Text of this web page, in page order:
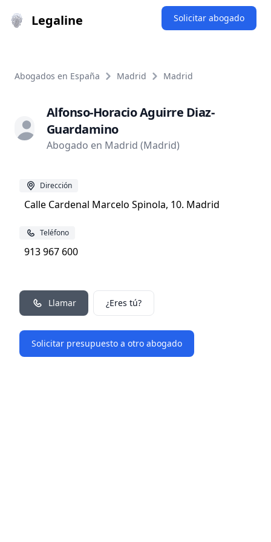
Legaline Solicitar abogado
Abogados en España Madrid Madrid
Alfonso-Horacio Aguirre Diaz-
Guardamino
Abogado en Madrid (Madrid)
Dirección
Calle Cardenal Marcelo Spinola, 10. Madrid
Teléfono
913 967 600
Llamar ¿Eres tú?
Solicitar presupuesto a otro abogado